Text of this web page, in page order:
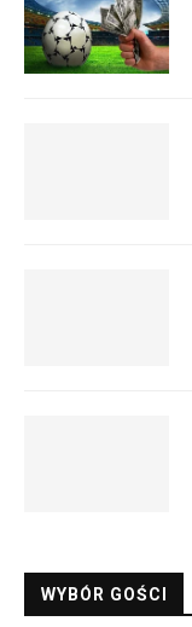
WYBÓR GOŚCI